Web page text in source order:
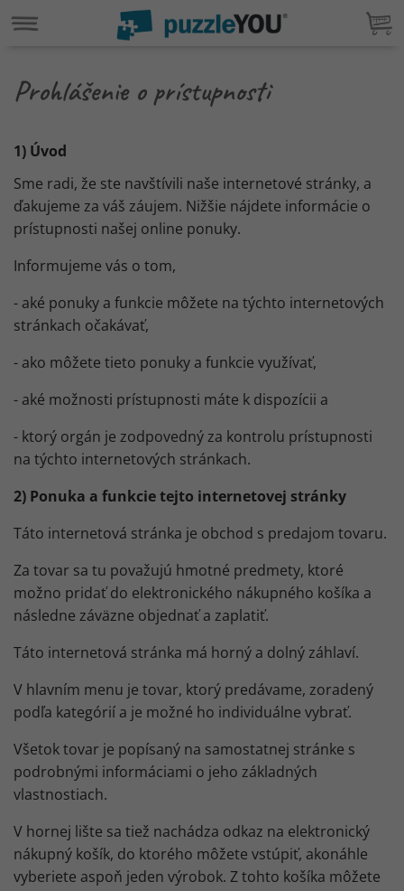
Prohlášenie o prístupnosti
1) Úvod
Sme radi, že ste navštívili naše internetové stránky, a
ďakujeme za váš záujem. Nižšie nájdete informácie o
prístupnosti našej online ponuky.
Informujeme vás o tom,
- aké ponuky a funkcie môžete na týchto internetových
stránkach očakávať,
- ako môžete tieto ponuky a funkcie využívať,
- aké možnosti prístupnosti máte k dispozícii a
- ktorý orgán je zodpovedný za kontrolu prístupnosti
na týchto internetových stránkach.
2) Ponuka a funkcie tejto internetovej stránky
Táto internetová stránka je obchod s predajom tovaru.
Za tovar sa tu považujú hmotné predmety, ktoré
možno pridať do elektronického nákupného košíka a
následne záväzne objednať a zaplatiť.
Táto internetová stránka má horný a dolný záhlaví.
V hlavním menu je tovar, ktorý predávame, zoradený
podľa kategórií a je možné ho individuálne vybrať.
Všetok tovar je popísaný na samostatnej stránke s
podrobnými informáciami o jeho základných
vlastnostiach.
V hornej lište sa tiež nachádza odkaz na elektronický
nákupný košík, do ktorého môžete vstúpiť, akonáhle
vyberiete aspoň jeden výrobok. Z tohto košíka môžete